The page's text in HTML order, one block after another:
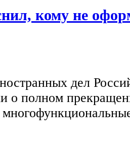
кому не
дел
о полном